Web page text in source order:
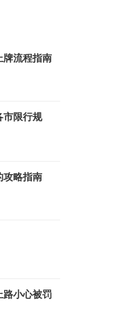
牌流程指南
市限行规
攻略指南
路小心被罚